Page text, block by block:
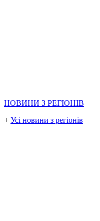
НОВИНИ З РЕГІОНІВ
+ Усі новини з регіонів